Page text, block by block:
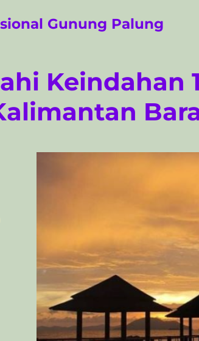
Gunung Palung
Keindahan